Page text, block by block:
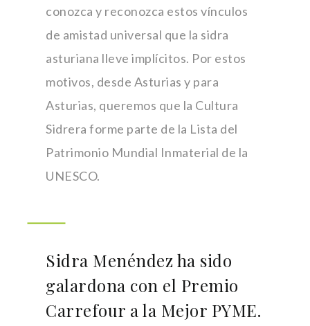
conozca y reconozca estos vínculos
de amistad universal que la sidra
asturiana lleve implícitos. Por estos
motivos, desde Asturias y para
Asturias, queremos que la Cultura
Sidrera forme parte de la Lista del
Patrimonio Mundial Inmaterial de la
UNESCO.
Sidra Menéndez ha sido
galardona con el Premio
Carrefour a la Mejor PYME.